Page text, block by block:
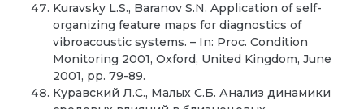
Kuravsky L.S., Baranov S.N. Application of self-
organizing feature maps for diagnostics of
vibroacoustic systems. – In: Proc. Condition
Monitoring 2001, Oxford, United Kingdom, June
2001, pp. 79-89.
Куравский Л.С., Малых С.Б. Анализ динамики